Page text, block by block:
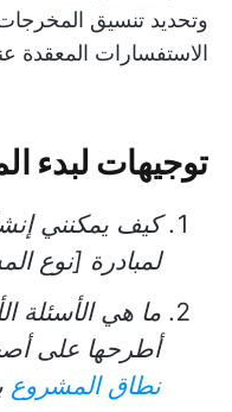
وتحديد تنسيق
الاستفسارات المعقدة
توجيهات لبدء
كيف يمكنني
لمبادرة [نوع
ما هي الأسئلة
أطرحها على
نطاق المشروع